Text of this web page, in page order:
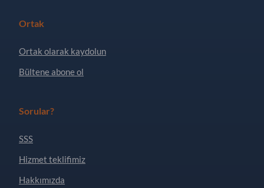
Ortak
Ortak olarak kaydolun
Bültene abone ol
Sorular?
SSS
Hizmet teklifimiz
Hakkımızda